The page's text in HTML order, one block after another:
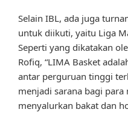
Selain IBL, ada juga
untuk diikuti, yaitu Liga
Seperti yang dikatakan
Rofiq, “LIMA Basket
antar perguruan tinggi
menjadi sarana bagi
menyalurkan bakat dan